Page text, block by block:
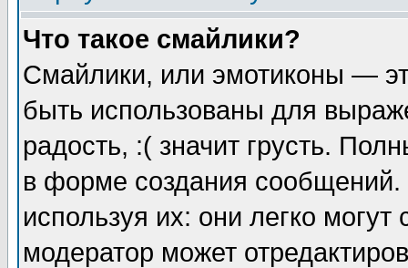
Что такое смайлики?
Смайлики, или эмотиконы —
быть использованы для
радость, :( значит грусть.
в форме создания сообщений.
используя их: они легко
модератор может